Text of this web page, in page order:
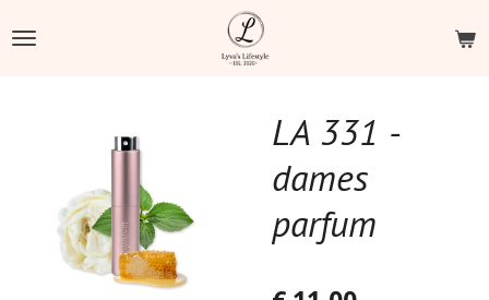
direct
LA 331 -
dames
parfum